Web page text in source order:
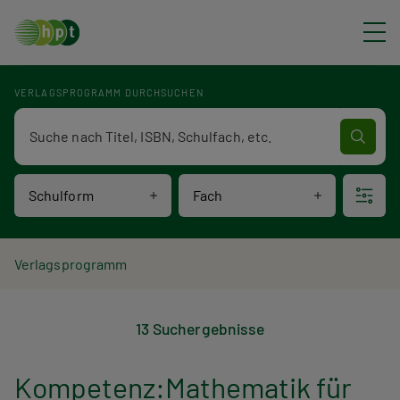
VERLAGSPROGRAMM DURCHSUCHEN
Schulform Fach
Verlagsprogramm Volltextsuche
P
d
Verlagsprogramm
r
13 Suchergebnisse
Kompetenz:Mathematik für